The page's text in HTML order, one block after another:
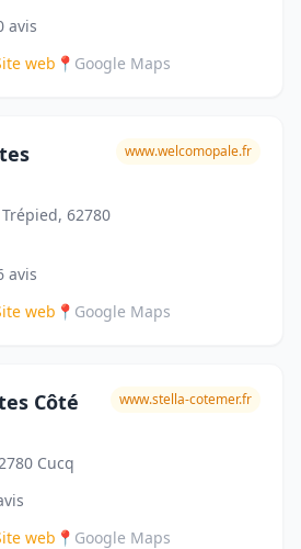
avis
web 📍 Google Maps
62780
www.welcomopale.fr
avis
web 📍 Google Maps
Côté
Cucq
www.stella-cotemer.fr
web 📍 Google Maps